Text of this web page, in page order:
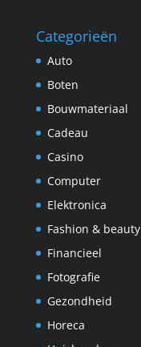
Categorieën
Auto
Boten
Bouwmateriaal
Cadeau
Casino
Computer
Elektronica
Fashion & beauty
Financieel
Fotografie
Gezondheid
Horeca